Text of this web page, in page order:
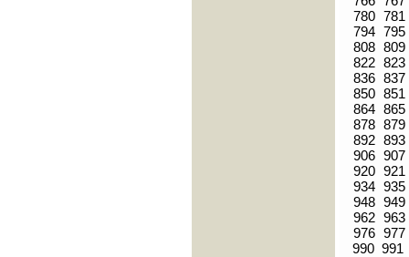
780 781
794 795
808 809
822 823
836 837
850 851
864 865
878 879
892 893
906 907
920 921
934 935
948 949
962 963
976 977
990 991